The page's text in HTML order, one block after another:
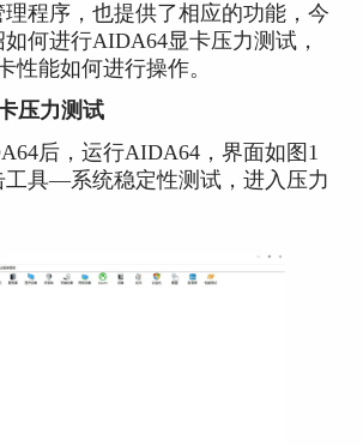
程序，也提供了相应的功能，今
何进行AIDA64显卡压力测试，
性能如何进行操作。
压力测试
后，运行AIDA64，界面如图1
工具—系统稳定性测试，进入压力